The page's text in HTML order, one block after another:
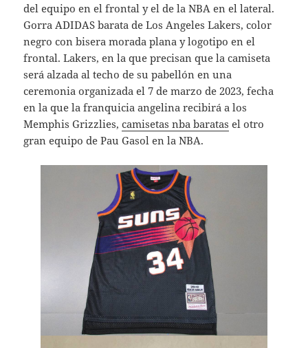
del equipo en el frontal y el de la NBA en el lateral.
Gorra ADIDAS barata de Los Angeles Lakers, color
negro con bisera morada plana y logotipo en el
frontal. Lakers, en la que precisan que la camiseta
será alzada al techo de su pabellón en una
ceremonia organizada el 7 de marzo de 2023, fecha
en la que la franquicia angelina recibirá a los
Memphis Grizzlies,camisetas nba baratas el otro
gran equipo de Pau Gasol en la NBA.